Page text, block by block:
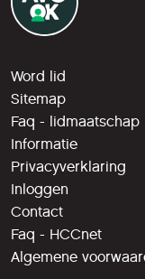
Word lid
Sitemap
Faq - lidmaatschap
Informatie
Privacyverklaring
Inloggen
Contact
Faq - HCCnet
Algemene